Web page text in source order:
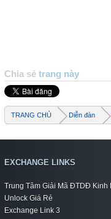
Chia sẻ trang này
TRANG CHỦ Diễn đàn
EXCHANGE LINKS
Trung Tâm Giải Mã ĐTDĐ Kinh
Unlock Giá Rẻ
Exchange Link 3